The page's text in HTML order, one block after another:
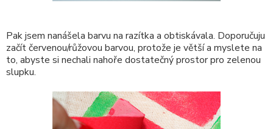
Pak jsem nanášela barvu na razítka a obtiskávala. Doporučuju
začít červenou/růžovou barvou, protože je větší a myslete na
to, abyste si nechali nahoře dostatečný prostor pro zelenou
slupku.